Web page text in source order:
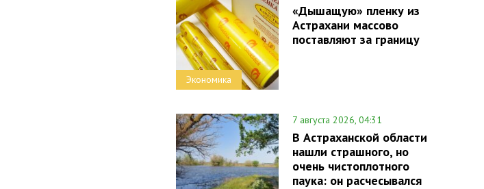
Экономика
«Дышащую» пленку из
Астрахани массово
поставляют за границу
7 августа 2026, 04:31
В Астраханской области
нашли страшного, но
очень чистоплотного
паука: он расчесывался